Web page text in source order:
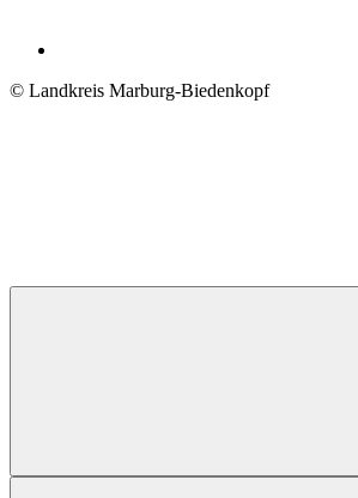
© Landkreis Marburg-Biedenkopf